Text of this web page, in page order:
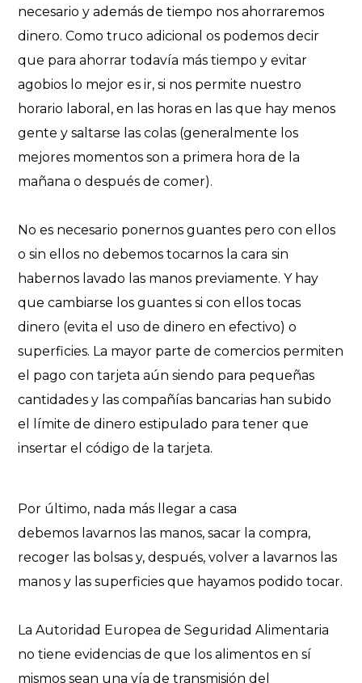
necesario y además de tiempo nos ahorraremos
dinero. Como truco adicional os podemos decir
que para ahorrar todavía más tiempo y evitar
agobios lo mejor es ir, si nos permite nuestro
horario laboral, en las horas en las que hay menos
gente y saltarse las colas (generalmente los
mejores momentos son a primera hora de la
mañana o después de comer).
No es necesario ponernos guantes pero con ellos
o sin ellos no debemos tocarnos la cara sin
habernos lavado las manos previamente. Y hay
que cambiarse los guantes si con ellos tocas
dinero (evita el uso de dinero en efectivo) o
superficies. La mayor parte de comercios permiten
el pago con tarjeta aún siendo para pequeñas
cantidades y las compañías bancarias han subido
el límite de dinero estipulado para tener que
insertar el código de la tarjeta.
Por último, nada más llegar a casa
debemos lavarnos las manos, sacar la compra,
recoger las bolsas y, después, volver a lavarnos las
manos y las superficies que hayamos podido tocar.
La Autoridad Europea de Seguridad Alimentaria
no tiene evidencias de que los alimentos en sí
mismos sean una vía de transmisión del